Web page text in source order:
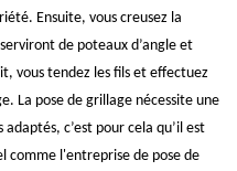
Ensuite, vous creusez la
de poteaux d’angle et
vous tendez les fils et effectuez
La pose de grillage nécessite une
c’est pour cela qu’il est
comme l'entreprise de pose de